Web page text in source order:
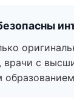
врачи с